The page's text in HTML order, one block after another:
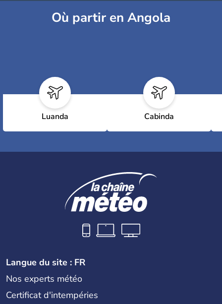
Où partir en Angola
Luanda Cabinda
Langue du site : FR
Nos experts météo
Certificat d'intempéries